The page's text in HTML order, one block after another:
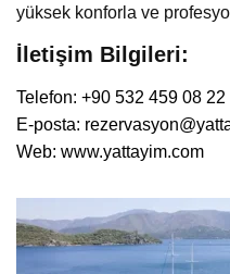
yüksek konforla ve
İletişim Bilgileri:
Telefon: +90 532 459 08 22
E-posta:
Web: www.yattayim.com